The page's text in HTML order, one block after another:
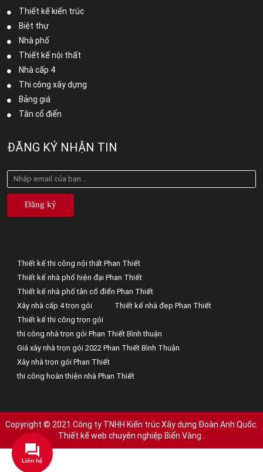
Thiết kế kiến trúc
Biệt thự
Nhà phố
Thiết kế nội thất
Nhà cấp 4
Thi công xây dựng
Bảng giá
Tân cổ điển
ĐĂNG KÝ NHẬN TIN
Đăng ký
Thiết kế thi công nội thất Phan Thiết
Thiết kế nhà phố hiện đại Phan Thiết
Thiết kế nhà phố tân cổ điển Phan Thiết
Xây nhà cấp 4 trọn gói
Thiết kế nhà đẹp Phan Thiết
Thiết kế thi công trọn gói
thi công nhà trọn gói Phan Thiết Bình thuận
Giá xây nhà trọn gói 2022 Phan Thiết Bình Thuận
Xây nhà trọn gói Phan Thiết
thi công hoàn thiện nhà Phan Thiết
Copyright © 2021 Công ty TNHH Kiến trúc Xây dựng Đoàn Anh Quốc.
Thiết kế web chuyên nghiệp Biển Vàng .